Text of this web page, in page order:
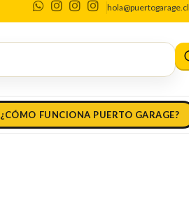
hola@puertogarage.cl
¿CÓMO FUNCIONA PUERTO GARAGE?